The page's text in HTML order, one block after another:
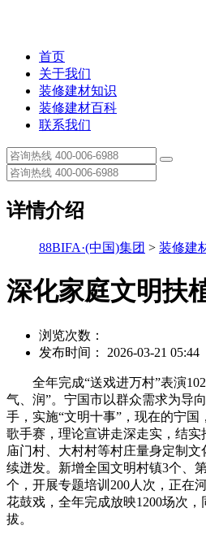
首页
关于我们
装修建材知识
装修建材百科
联系我们
详情介绍
88BIFA·(中国)集团 > 装修建
深化家庭文明扶
浏览次数：
发布时间： 2026-03-21 05:44
全年完成“送戏进万村”表演102
气、润”。宁国市以群众需求为导
手，实施“文明十事”，现在的宁国
歌手赛，理论宣讲走深走实，结
庙门村、大村村等村庄量身定制
续迸发。新增全国文明村镇3个、
个，开展专题培训200人次，正在
花鼓戏，全年完成放映1200场次
拔。